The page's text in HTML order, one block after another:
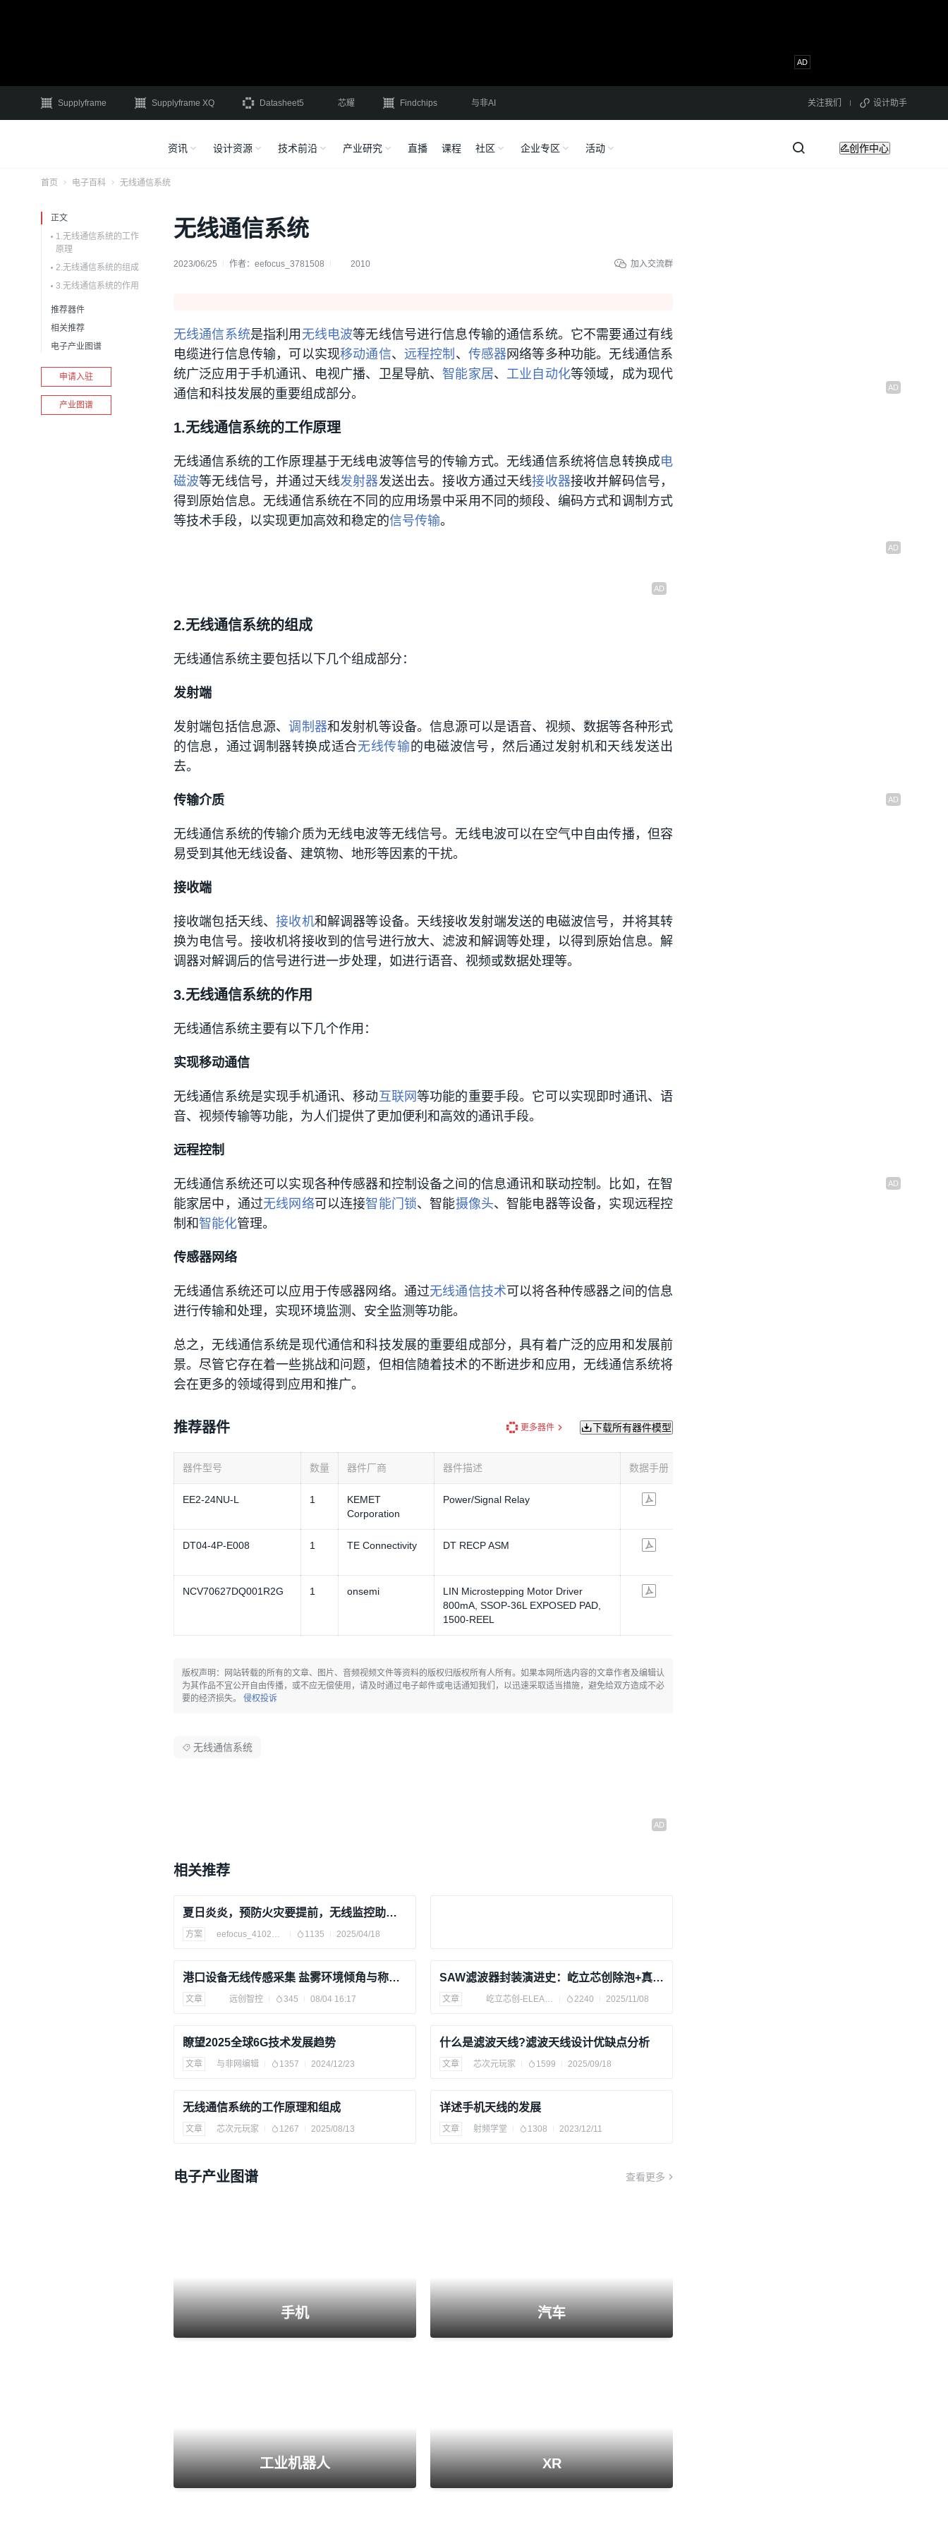
Supplyframe Supplyframe XQ Datasheet5 芯耀 Findchips 与非AI 关注我们 设计助手
资讯 设计资源 技术前沿 产业研究 直播 课程 社区 企业专区 活动 创作中心
首页 电子百科 无线通信系统
正文
1.无线通信系统的工作
原理
2.无线通信系统的组成
3.无线通信系统的作用
推荐器件
相关推荐
电子产业图谱
申请入驻
产业图谱
无线通信系统
2023/06/25 作者： eefocus_3781508 2010 加入交流群
无线通信系统是指利用 无线电波等无线信号进行信息传输的通信系统。它不需要通过有线
电缆进行信息传输，可以实现移动通信、 远程控制 、 传感器网络等多种功能。无线通信系
统广泛应用于手机通讯、电视广播、卫星导航、 智能家居、 工业自动化等领域，成为现代
通信和科技发展的重要组成部分。
1.无线通信系统的工作原理
无线通信系统的工作原理基于无线电波等信号的传输方式。无线通信系统将信息转换成电
磁波等无线信号，并通过天线发射器发送出去。接收方通过天线接收器接收并解码信号，
得到原始信息。无线通信系统在不同的应用场景中采用不同的频段、编码方式和调制方式
等技术手段，以实现更加高效和稳定的信号传输。
2.无线通信系统的组成
无线通信系统主要包括以下几个组成部分：
发射端
发射端包括信息源、调制器和发射机等设备。信息源可以是语音、视频、数据等各种形式
的信息，通过调制器转换成适合无线传输的电磁波信号，然后通过发射机和天线发送出
去。
传输介质
无线通信系统的传输介质为无线电波等无线信号。无线电波可以在空气中自由传播，但容
易受到其他无线设备、建筑物、地形等因素的干扰。
接收端
接收端包括天线、接收机和解调器等设备。天线接收发射端发送的电磁波信号，并将其转
换为电信号。接收机将接收到的信号进行放大、滤波和解调等处理，以得到原始信息。解
调器对解调后的信号进行进一步处理，如进行语音、视频或数据处理等。
3.无线通信系统的作用
无线通信系统主要有以下几个作用：
实现移动通信
无线通信系统是实现手机通讯、移动互联网等功能的重要手段。它可以实现即时通讯、语
音、视频传输等功能，为人们提供了更加便利和高效的通讯手段。
远程控制
无线通信系统还可以实现各种传感器和控制设备之间的信息通讯和联动控制。比如，在智
能家居中，通过无线网络可以连接智能门锁、智能摄像头、智能电器等设备，实现远程控
制和 智能化管理。
传感器网络
无线通信系统还可以应用于传感器网络。通过无线通信技术可以将各种传感器之间的信息
进行传输和处理，实现环境监测、安全监测等功能。
总之，无线通信系统是现代通信和科技发展的重要组成部分，具有着广泛的应用和发展前
景。尽管它存在着一些挑战和问题，但相信随着技术的不断进步和应用，无线通信系统将
会在更多的领域得到应用和推广。
推荐器件 更多器件 下载所有器件模型
器件型号 数量 器件厂商 器件描述 数据手册
EE2-24NU-L 1
KEMET
Corporation
Power/Signal Relay
DT04-4P-E008 1 TE Connectivity DT RECP ASM
NCV70627DQ001R2G 1 onsemi
LIN Microstepping Motor Driver
800mA, SSOP-36L EXPOSED PAD,
1500-REEL
版权声明：网站转载的所有的文章、图片、音频视频文件等资料的版权归版权所有人所有。如果本网所选内容的文章作者及编辑认
为其作品不宜公开自由传播，或不应无偿使用，请及时通过电子邮件或电话通知我们，以迅速采取适当措施，避免给双方造成不必
要的经济损失。 侵权投诉
无线通信系统
相关推荐
夏日炎炎，预防火灾要提前，无线监控助力大型森林防火系统实施方案，4k高清视频传输，森林生态一览无遗
方案 eefocus_4102702 1135 2025/04/18
港口设备无线传感采集 盐雾环境倾角与称重信号传输案例
文章 远创智控 345 08/04 16:17
SAW滤波器封装演进史：屹立芯创除泡+真空贴压膜技术赋能跨代工艺
文章 屹立芯创-ELEADTECH 2240 2025/11/08
瞭望2025全球6G技术发展趋势
文章 与非网编辑 1357 2024/12/23
什么是滤波天线?滤波天线设计优缺点分析
文章 芯次元玩家 1599 2025/09/18
无线通信系统的工作原理和组成
文章 芯次元玩家 1267 2025/08/13
详述手机天线的发展
文章 射频学堂 1308 2023/12/11
电子产业图谱 查看更多
手机 汽车
工业机器人 XR